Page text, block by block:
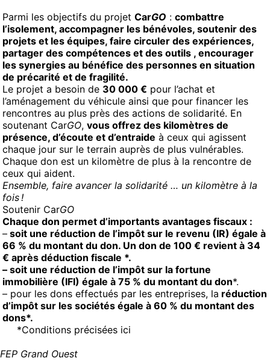
Parmi les objectifs du projet CarGO : combattre
l’isolement, accompagner les bénévoles, soutenir des
projets et les équipes, faire circuler des expériences,
partager des compétences et des outils , encourager
les synergies au bénéfice des personnes en situation
de précarité et de fragilité.
Le projet a besoin de 30 000 € pour l’achat et
l’aménagement du véhicule ainsi que pour financer les
rencontres au plus près des actions de solidarité. En
soutenant CarGO, vous offrez des kilomètres de
présence, d’écoute et d’entraide à ceux qui agissent
chaque jour sur le terrain auprès de plus vulnérables.
Chaque don est un kilomètre de plus à la rencontre de
ceux qui aident.
Ensemble, faire avancer la solidarité … un kilomètre à la
fois !
Soutenir CarGO
Chaque don permet d’importants avantages fiscaux :
– soit une réduction de l’impôt sur le revenu (IR) égale à
66 % du montant du don. Un don de 100 € revient à 34
€ après déduction fiscale *.
– soit une réduction de l’impôt sur la fortune
immobilière (IFI) égale à 75 % du montant du don*.
– pour les dons effectués par les entreprises, la réduction
d’impôt sur les sociétés égale à 60 % du montant des
dons*.
*Conditions précisées ici
FEP Grand Ouest